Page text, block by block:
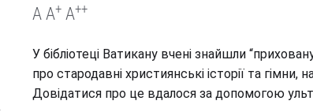
A A+ A++
У бібліотеці Ватикану вчені знайшли
про стародавні християнські історії та гімни,
Довідатися про це вдалося за допомогою